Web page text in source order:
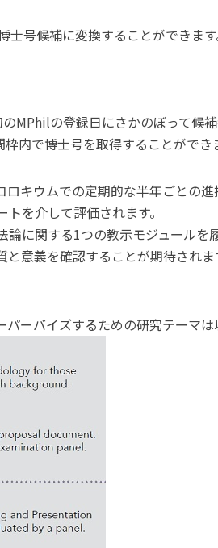
号候補に変換することができます
MPhilの登録日にさかのぼって候
内で博士号を取得することができ
キウムでの定期的な半年ごとの
を介して評価されます。
に関する1つの教示モジュールを
意義を確認することが期待されま
ーバイズするための研究テーマは